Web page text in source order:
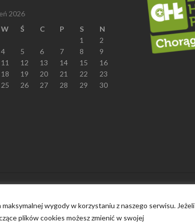
wygody w korzystaniu z naszego serwisu. Jeżeli
plików cookies możesz zmienić w swojej
2026
W Ś C P S
N
1
2
4 5 6 7 8
9
11 12 13 14 15
16
18 19 20 21 22
23
25 26 27 28 29
30